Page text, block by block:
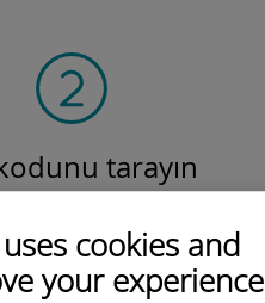
cookies and
your experience
tarayın
etkinleştirmek ve
yüklemek için.
Çok basit!